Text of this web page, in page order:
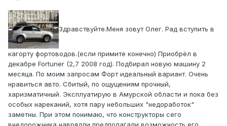
Здравствуйте.Меня зовут Олег. Рад вступить в
кагорту фортоводов.(если примите конечно) Приобрёл в
декабре Fortuner (2,7 2008 год). Подбирал новую машину 2
месяца. По моим запросам Форт идеальный вариант. Очень
нравиться авто. Сбитый, по ощущениям прочный,
харизматичный. Эксплуатирую в Амурской области и пока без
особых нареканий, хотя пару небольших "недоработок"
заметны. При этом понимаю, что конструкторы сего